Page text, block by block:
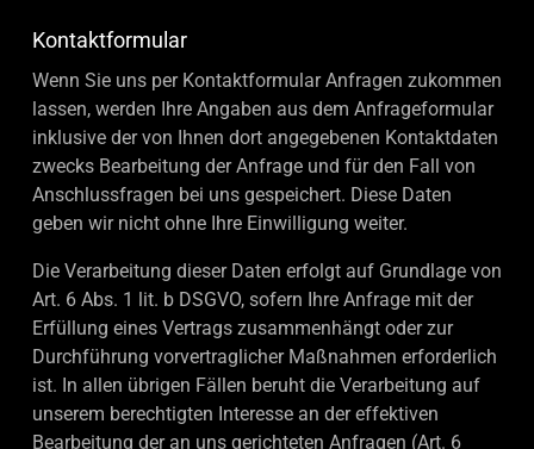
Kontaktformular
Wenn Sie uns per Kontaktformular Anfragen zukommen
lassen, werden Ihre Angaben aus dem Anfrageformular
inklusive der von Ihnen dort angegebenen Kontaktdaten
zwecks Bearbeitung der Anfrage und für den Fall von
Anschlussfragen bei uns gespeichert. Diese Daten
geben wir nicht ohne Ihre Einwilligung weiter.
Die Verarbeitung dieser Daten erfolgt auf Grundlage von
Art. 6 Abs. 1 lit. b DSGVO, sofern Ihre Anfrage mit der
Erfüllung eines Vertrags zusammenhängt oder zur
Durchführung vorvertraglicher Maßnahmen erforderlich
ist. In allen übrigen Fällen beruht die Verarbeitung auf
unserem berechtigten Interesse an der effektiven
Bearbeitung der an uns gerichteten Anfragen (Art. 6